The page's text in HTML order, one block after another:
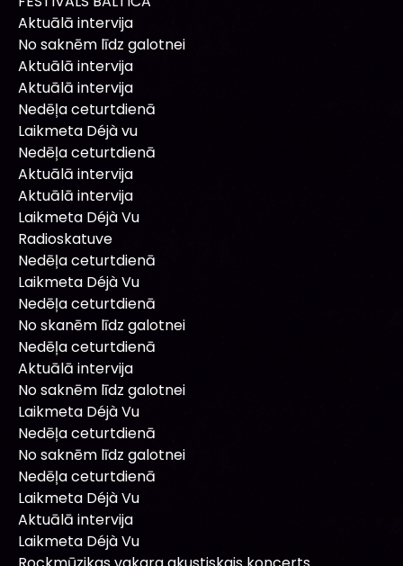
Aktuālā intervija
No saknēm līdz galotnei
Aktuālā intervija
Aktuālā intervija
Nedēļa ceturtdienā
Laikmeta Déjà vu
Nedēļa ceturtdienā
Aktuālā intervija
Aktuālā intervija
Laikmeta Déjà Vu
Radioskatuve
Nedēļa ceturtdienā
Laikmeta Déjà Vu
Nedēļa ceturtdienā
No skanēm līdz galotnei
Nedēļa ceturtdienā
Aktuālā intervija
No saknēm līdz galotnei
Laikmeta Déjà Vu
Nedēļa ceturtdienā
No saknēm līdz galotnei
Nedēļa ceturtdienā
Laikmeta Déjà Vu
Aktuālā intervija
Laikmeta Déjà Vu